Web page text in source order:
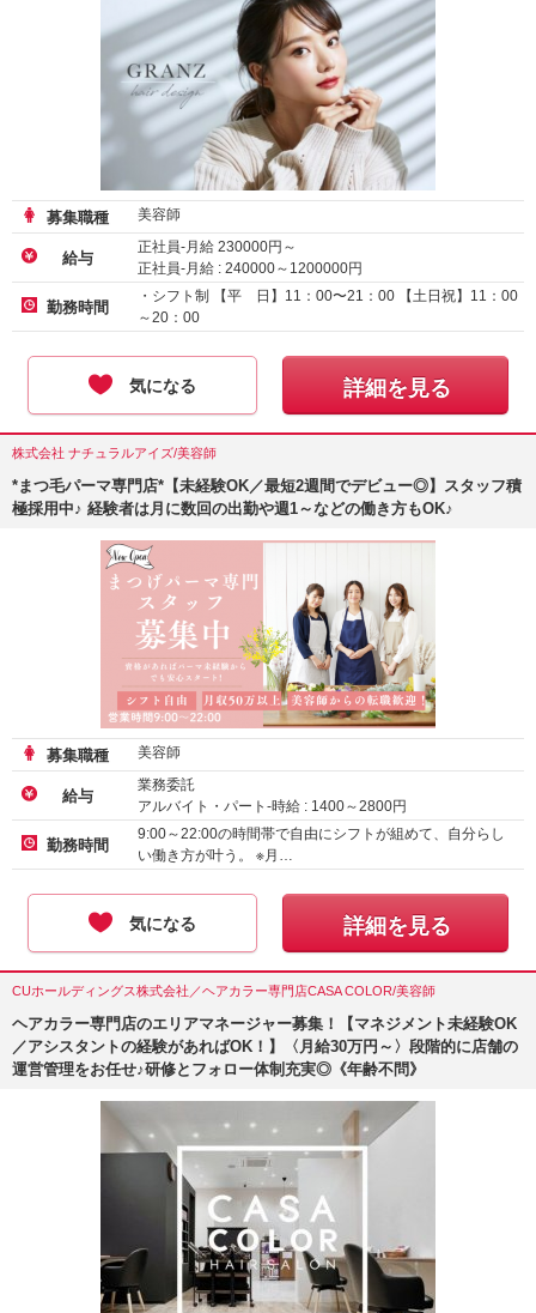
募集職種 美容師
給与
正社員-月給 230000円～
正社員-月給 : 240000～ 1200000円
業務委託
勤務時間
・シフト制 【平 日】11：00〜21：00 【土日祝】11：00
～20：00
気になる 詳細を見る
株式会社 ナチュラルアイズ/美容師
*まつ毛パーマ専門店*【未経験OK／最短2週間でデビュー◎】スタッフ積
極採用中♪ 経験者は月に数回の出勤や週1～などの働き方もOK♪
募集職種 美容師
給与
業務委託
アルバイト・パート-時給 : 1400～2800円
正社員-月給 :260000～325000 円
勤務時間
9:00～22:00の時間帯で自由にシフトが組めて、自分らし
い働き方が叶う。 ※月…
気になる 詳細を見る
CUホールディングス株式会社／ヘアカラー専門店CASA COLOR/美容師
ヘアカラー専門店のエリアマネージャー募集！【マネジメント未経験OK
／アシスタントの経験があればOK！】〈月給30万円～〉段階的に店舗の
運営管理をお任せ♪研修とフォロー体制充実◎《年齢不問》